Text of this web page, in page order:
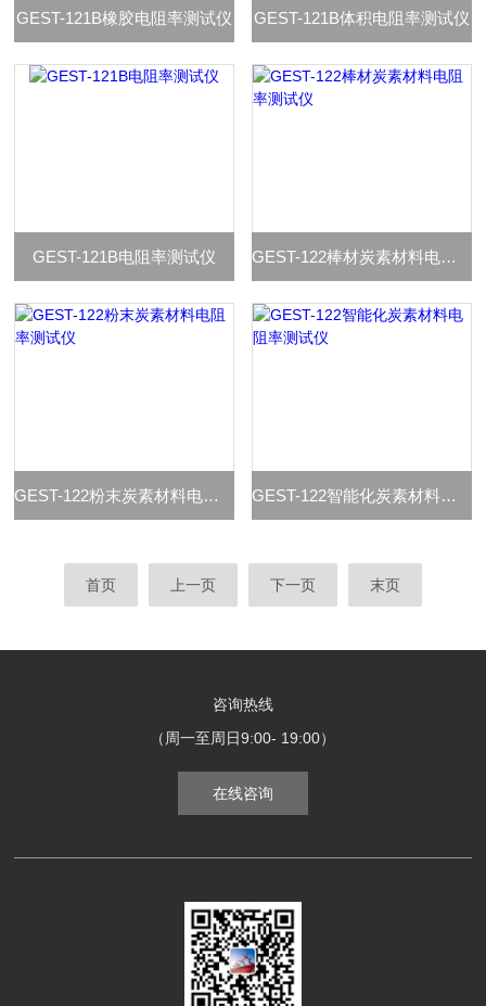
GEST-121B橡胶电阻率测试仪 GEST-121B体积电阻率测试仪
GEST-121B电阻率测试仪 GEST-122棒材炭素材料电阻率测试仪
GEST-122粉末炭素材料电阻率测试仪 GEST-122智能化炭素材料电阻率测试仪
首页 上一页 下一页 末页
咨询热线
（周一至周日9:00- 19:00）
在线咨询